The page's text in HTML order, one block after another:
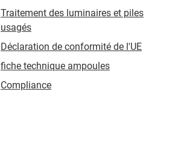
Traitement des luminaires et piles
usagés
Déclaration de conformité de l'UE
fiche technique ampoules
Compliance